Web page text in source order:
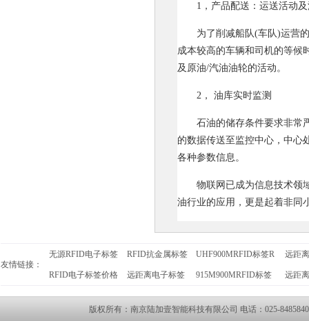
1，产品配送：运送活动
为了削减船队(车队)运营
成本较高的车辆和司机的等候
及原油/汽油油轮的活动。
2， 油库实时监测
石油的储存条件要求非常
的数据传送至监控中心，中心
各种参数信息。
物联网已成为信息技术领
油行业的应用，更是起着非同
友情链接：
无源RFID电子标签 RFID抗金属标签 UHF900MRFID标签R 远距
RFID电子标签价格 远距离电子标签 915M900MRFID标签 远距
版权所有：南京陆加壹智能科技有限公司 电话：025-